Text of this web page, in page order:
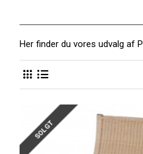
Her finder du vores udvalg af
SOLGT